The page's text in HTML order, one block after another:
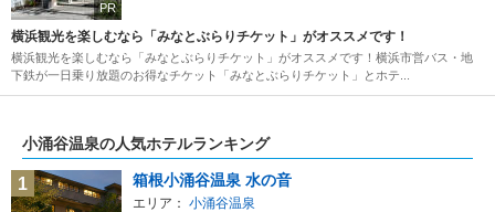
PR
横浜観光を楽しむなら「みなとぶらりチケット」がオススメです！
横浜観光を楽しむなら「みなとぶらりチケット」がオススメです！横浜市営バス・地
下鉄が一日乗り放題のお得なチケット「みなとぶらりチケット」とホテ...
小涌谷温泉の人気ホテルランキング
1 箱根小涌谷温泉 水の音
エリア： 小涌谷温泉